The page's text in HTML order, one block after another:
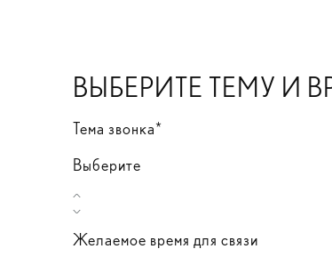
ВЫБЕРИТЕ ТЕМУ И
Тема звонка*
Выберите
Желаемое время для связи